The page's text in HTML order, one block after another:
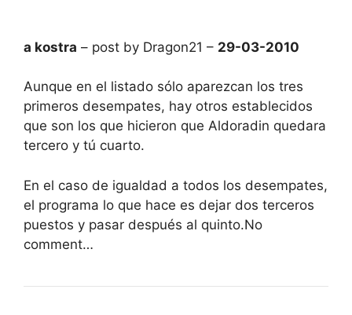
a kostra – post by Dragon21 – 29-03-2010
Aunque en el listado sólo aparezcan los tres
primeros desempates, hay otros establecidos
que son los que hicieron que Aldoradin quedara
tercero y tú cuarto.
En el caso de igualdad a todos los desempates,
el programa lo que hace es dejar dos terceros
puestos y pasar después al quinto.No
comment…